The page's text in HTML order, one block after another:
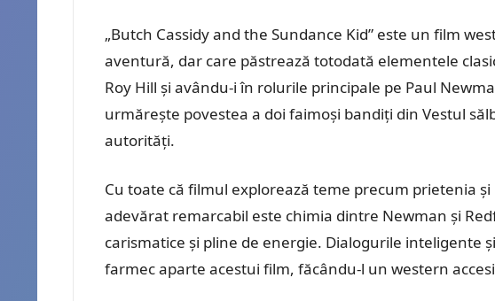
„Butch Cassidy and the Sundance Kid” este un film
aventură, dar care păstrează totodată elementele
Roy Hill și avându-i în rolurile principale pe Paul
urmărește povestea a doi faimoși bandiți din Vestul
autorități.
Cu toate că filmul explorează teme precum prietenia și
adevărat remarcabil este chimia dintre Newman și
carismatice și pline de energie. Dialogurile inteligente
farmec aparte acestui film, făcându-l un western